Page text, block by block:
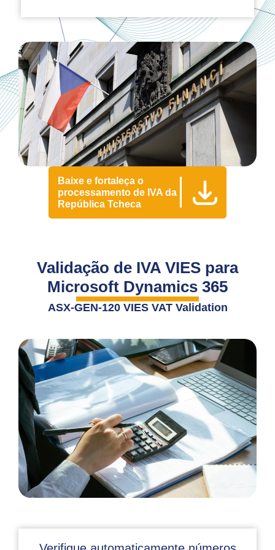
Baixe e fortaleça o
processamento de IVA da
República Tcheca
Validação de IVA VIES para
Microsoft Dynamics 365
ASX-GEN-120 VIES VAT Validation